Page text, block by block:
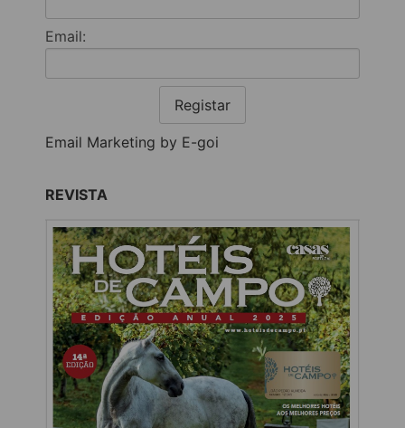
Email:
Registar
Email Marketing by E-goi
REVISTA